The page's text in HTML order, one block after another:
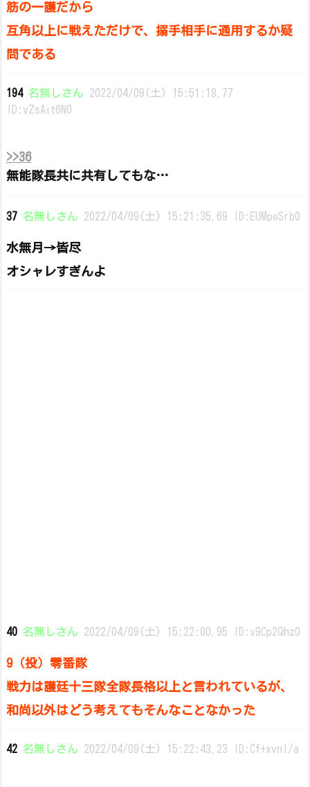
筋の一護だから
互角以上に戦えただけで、搦手相手に通用するか疑
問である
194 名無しさん 2022/04/09(土) 15:51:18.77
ID:vZsAit6N0
>>36
無能隊長共に共有してもな…
37 名無しさん 2022/04/09(土) 15:21:35.69 ID:EUMpeSrb0
水無月→皆尽
オシャレすぎんよ
40 名無しさん 2022/04/09(土) 15:22:00.95 ID:v9Cp2Qhz0
9（投）零番隊
戦力は護廷十三隊全隊長格以上と言われているが、
和尚以外はどう考えてもそんなことなかった
42 名無しさん 2022/04/09(土) 15:22:43.23 ID:Cf+xvnI/a